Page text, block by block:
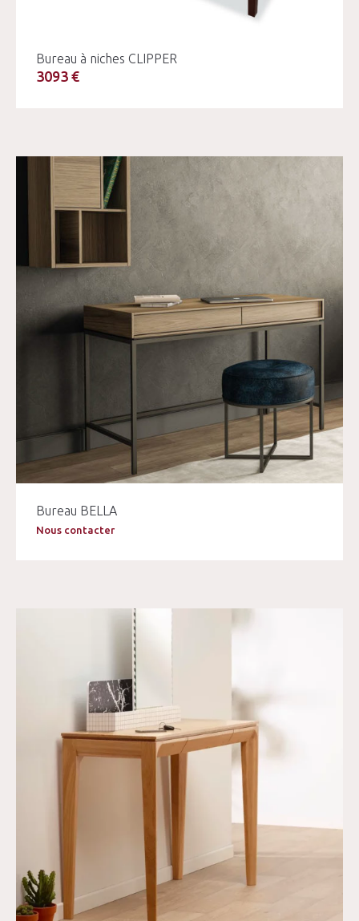
Bureau à niches CLIPPER
3093 €
Bureau BELLA
Nous contacter